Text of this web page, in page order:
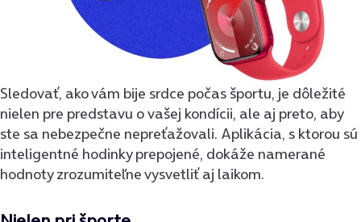
Sledovať, ako vám bije srdce počas športu, je dôležité
nielen pre predstavu o vašej kondícii, ale aj preto, aby
ste sa nebezpečne nepreťažovali. Aplikácia, s ktorou sú
inteligentné hodinky prepojené, dokáže namerané
hodnoty zrozumiteľne vysvetliť aj laikom.